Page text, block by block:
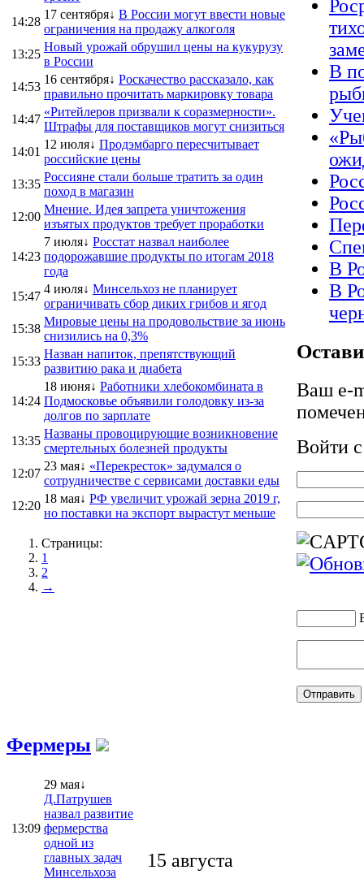
14:28
17 сентября↓ В России могут ввести новые
ограничения на продажу алкоголя
13:25
Новый урожай обрушил цены на кукурузу
в России
14:53
16 сентября↓ Роскачество рассказало, как
правильно прочитать маркировку товара
14:47
«Ритейлеров призвали к соразмерности».
Штрафы для поставщиков могут снизиться
14:01
12 июля↓ Продэмбарго пересчитывает
российские цены
13:35
Россияне стали больше тратить за один
поход в магазин
12:00
Мнение. Идея запрета уничтожения
изъятых продуктов требует проработки
14:23
7 июля↓ Росстат назвал наиболее
подорожавшие продукты по итогам 2018
года
15:47
4 июля↓ Минсельхоз не планирует
ограничивать сбор диких грибов и ягод
15:38
Мировые цены на продовольствие за июнь
снизились на 0,3%
15:33
Назван напиток, препятствующий
развитию рака и диабета
14:24
18 июня↓ Работники хлебокомбината в
Подмосковье объявили голодовку из-за
долгов по зарплате
13:35
Названы провоцирующие возникновение
смертельных болезней продукты
12:07
23 мая↓ «Перекресток» задумался о
сотрудничестве с сервисами доставки еды
12:20
18 мая↓ РФ увеличит урожай зерна 2019 г,
но поставки на экспорт вырастут меньше
Страницы:
1
2
→
В
В
В
Ваш e-
Войти
Фермеры
13:09
29 мая↓
Д.Патрушев
назвал развитие
фермерства
одной из
главных задач
Минсельхоза
15 августа